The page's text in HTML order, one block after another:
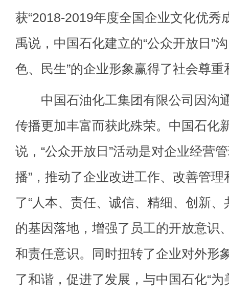
获“2018-2019年度全国企业文化优秀
禹说，中国石化建立的“公众开放日”
色、民生”的企业形象赢得了社会尊重
中国石油化工集团有限公司因沟
传播更加丰富而获此殊荣。中国石化
说，“公众开放日”活动是对企业经营
播”，推动了企业改进工作、改善管
了“人本、责任、诚信、精细、创新
的基因落地，增强了员工的开放意识
和责任意识。同时扭转了企业对外形
了和谐，促进了发展，与中国石化“